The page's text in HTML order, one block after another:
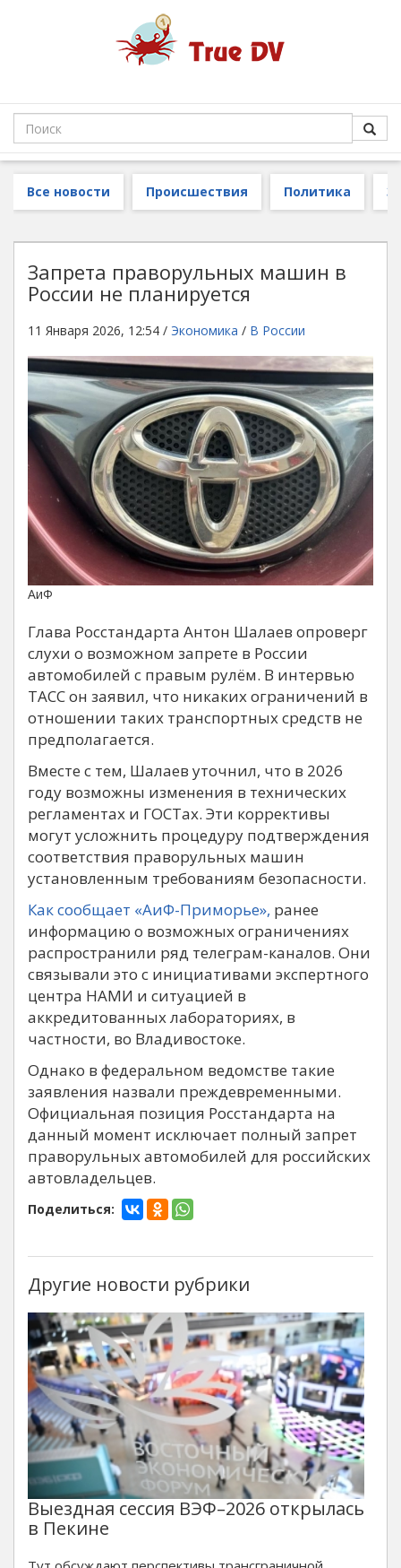
Все новости Происшествия Политика
Запрета праворульных машин в
России не планируется
11 Января 2026, 12:54 / Экономика / В России
АиФ
Глава Росстандарта Антон Шалаев опроверг
слухи о возможном запрете в России
автомобилей с правым рулём. В интервью
ТАСС он заявил, что никаких ограничений в
отношении таких транспортных средств не
предполагается.
Вместе с тем, Шалаев уточнил, что в 2026
году возможны изменения в технических
регламентах и ГОСТах. Эти коррективы
могут усложнить процедуру подтверждения
соответствия праворульных машин
установленным требованиям безопасности.
Как сообщает «АиФ-Приморье», ранее
информацию о возможных ограничениях
распространили ряд телеграм-каналов. Они
связывали это с инициативами экспертного
центра НАМИ и ситуацией в
аккредитованных лабораториях, в
частности, во Владивостоке.
Однако в федеральном ведомстве такие
заявления назвали преждевременными.
Официальная позиция Росстандарта на
данный момент исключает полный запрет
праворульных автомобилей для российских
автовладельцев.
Поделиться:
Другие новости рубрики
Выездная сессия ВЭФ–2026 открылась
в Пекине